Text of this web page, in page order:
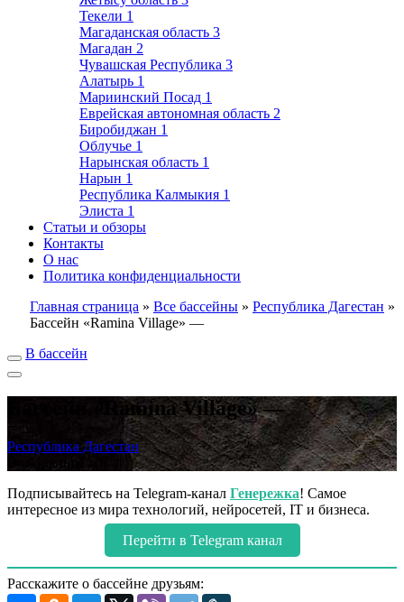
Текели 1
Магаданская область 3
Магадан 2
Чувашская Республика 3
Алатырь 1
Мариинский Посад 1
Еврейская автономная область 2
Биробиджан 1
Облучье 1
Нарынская область 1
Нарын 1
Республика Калмыкия 1
Элиста 1
Статьи и обзоры
Контакты
О нас
Политика конфиденциальности
Главная страница » Все бассейны » Республика Дагестан »
Бассейн «Ramina Village» —
В бассейн
Бассейн «Ramina Village» —
Республика Дагестан
В избранное
Подписывайтесь на Telegram-канал Генережка! Самое
интересное из мира технологий, нейросетей, IT и бизнеса.
Перейти в Telegram канал
Расскажите о бассейне друзьям: